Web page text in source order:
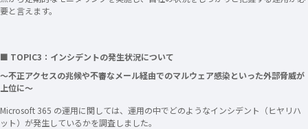
要と言えます。
■ TOPIC3：インシデントの発生状況について
～不正アクセスの兆候や不審なメール経由でのマルウェア感染といった外部脅威が
上位に～
Microsoft 365 の運用に関しては、運用の中でどのようなインシデント（ヒヤリハ
ット）が発生しているかを調査しました。